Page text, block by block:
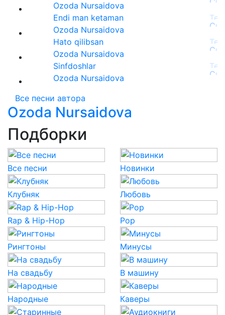
Ozoda Nursaidova
Endi man ketaman
Ozoda Nursaidova
Hato qilibsan
Ozoda Nursaidova
Sinfdoshlar
Ozoda Nursaidova
Все песни автора
Ozoda Nursaidova
Подборки
Все песни Новинки
Клубняк Любовь
Rap & Hip-Hop Pop
Рингтоны Минусы
На свадьбу В машину
Народные Каверы